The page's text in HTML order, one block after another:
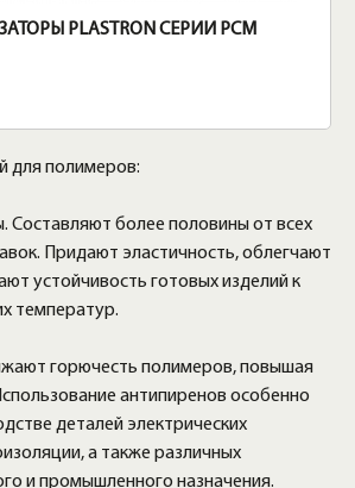
PLASTRON СЕРИИ PCM
для полимеров:
Составляют более половины от всех
Придают эластичность, облегчают
устойчивость готовых изделий к
температур.
горючесть полимеров, повышая
антипиренов особенно
деталей электрических
а также различных
и промышленного назначения.